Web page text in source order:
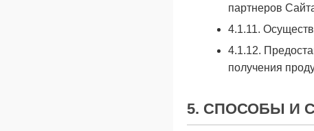
партнеров
4.1.11.
4.1.12.
получения
5. СПОСОБЫ И